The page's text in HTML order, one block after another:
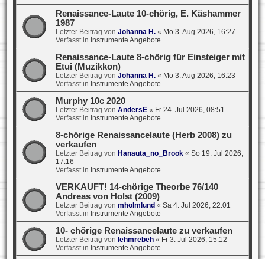
Renaissance-Laute 10-chörig, E. Käshammer
1987
Letzter Beitrag von Johanna H.« Mo 3. Aug 2026, 16:27
Verfasst in Instrumente Angebote
Renaissance-Laute 8-chörig für Einsteiger mit
Etui (Muzikkon)
Letzter Beitrag von Johanna H.« Mo 3. Aug 2026, 16:23
Verfasst in Instrumente Angebote
Murphy 10c 2020
Letzter Beitrag von AndersE« Fr 24. Jul 2026, 08:51
Verfasst in Instrumente Angebote
8-chörige Renaissancelaute (Herb 2008) zu
verkaufen
Letzter Beitrag von Hanauta_no_Brook« So 19. Jul 2026,
17:16
Verfasst in Instrumente Angebote
VERKAUFT! 14-chörige Theorbe 76/140
Andreas von Holst (2009)
Letzter Beitrag von mholmlund« Sa 4. Jul 2026, 22:01
Verfasst in Instrumente Angebote
10- chörige Renaissancelaute zu verkaufen
Letzter Beitrag von lehmrebeh« Fr 3. Jul 2026, 15:12
Verfasst in Instrumente Angebote